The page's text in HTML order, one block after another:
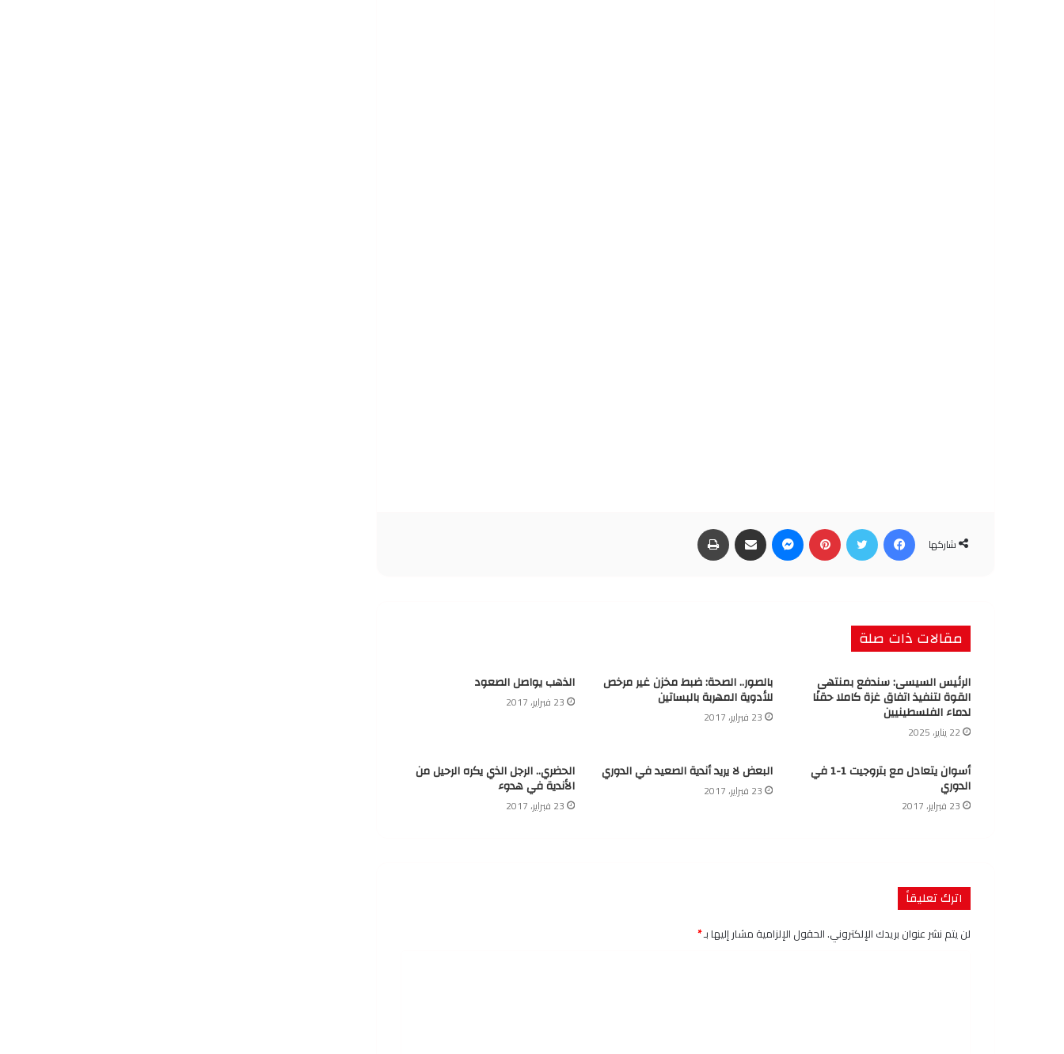
شاركها
فيسبوك تويتر بينتيريست ماسنجر مشاركة عبر البريد
مقالات ذات صلة
الرئيس السيسى: سندفع بمنتهى
القوة لتنفيذ اتفاق غزة كاملا حقنًا
لدماء الفلسطينيين
22 يناير، 2025
بالصور.. الصحة: ضبط مخزن غير مرخص
للأدوية المهربة بالبساتين
23 فبراير، 2017
الذهب يواصل الصعود
23 فبراير، 2017
أسوان يتعادل مع بتروجيت 1-1 في
الدوري
23 فبراير، 2017
البعض لا يريد أندية الصعيد في الدوري
23 فبراير، 2017
الحضري.. الرجل الذي يكره الرحيل من
الأندية في هدوء
23 فبراير، 2017
اترك تعليقاً
لن يتم نشر عنوان بريدك الإلكتروني.الحقول الإلزامية مشار إليها بـ*